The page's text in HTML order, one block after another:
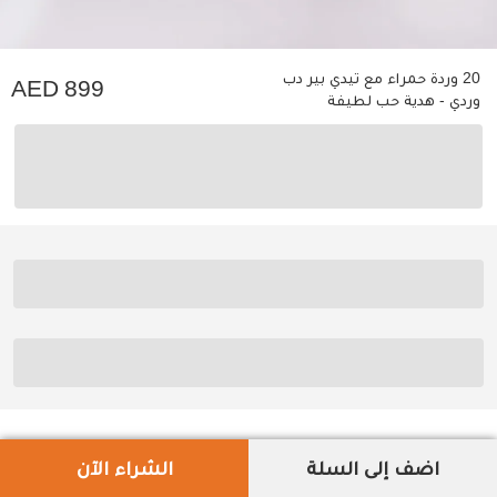
20 وردة حمراء مع تيدي بير دب
وردي - هدية حب لطيفة
899
اضف إلى السلة الشراء الآن